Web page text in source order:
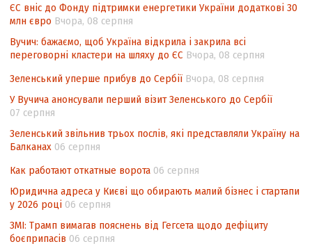
Аналіз виборчого законодавства щодо
невизначеності механізму повторного
підрахунку голосів виборців
Інформаційна безпека суспільства
Контент-аналіз відображення сенсу
національних інтересів у стратегічних
ЄС вніс до Фонду підтримки енергетики України додаткові 30
млн євро Вчора, 08 серпня
Вучич: бажаємо, щоб Україна відкрила і закрила всі
переговорні кластери на шляху до ЄС Вчора, 08 серпня
Зеленський уперше прибув до Сербії Вчора, 08 серпня
У Вучича анонсували перший візит Зеленського до Сербії
07 серпня
Зеленський звільнив трьох послів, які представляли Україну на
Балканах 06 серпня
Как работают откатные ворота 06 серпня
Юридична адреса у Києві що обирають малий бізнес і стартапи
у 2026 році 06 серпня
ЗМІ: Трамп вимагав пояснень від Гегсета щодо дефіциту
боєприпасів 06 серпня